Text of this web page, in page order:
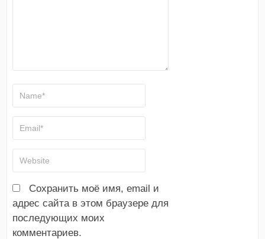
Сохранить моё имя, email и
адрес сайта в этом браузере для
последующих моих
комментариев.